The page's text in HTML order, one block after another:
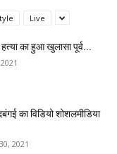
Live
हत्या का हुआ खुलासा पूर्व...
का विडियो शोशलमीडिया
2021